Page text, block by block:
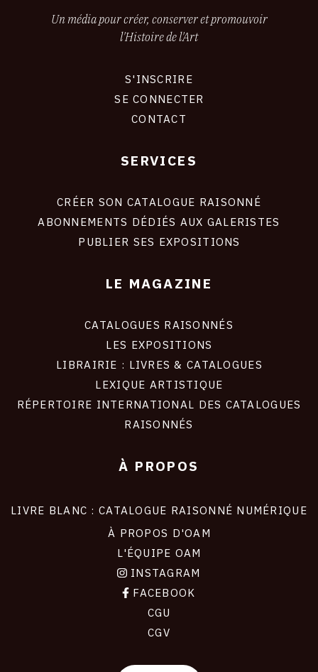
Un média pour créer, conserver et promouvoir
l'Histoire de l'Art
S'INSCRIRE
SE CONNECTER
CONTACT
SERVICES
CRÉER SON CATALOGUE RAISONNÉ
ABONNEMENTS DÉDIÉS AUX GALERISTES
PUBLIER SES EXPOSITIONS
LE MAGAZINE
CATALOGUES RAISONNÉS
LES EXPOSITIONS
LIBRAIRIE : LIVRES & CATALOGUES
LEXIQUE ARTISTIQUE
RÉPERTOIRE INTERNATIONAL DES CATALOGUES
RAISONNÉS
À PROPOS
LIVRE BLANC : CATALOGUE RAISONNÉ NUMÉRIQUE
À PROPOS D'OAM
L'ÉQUIPE OAM
INSTAGRAM
FACEBOOK
CGU
CGV